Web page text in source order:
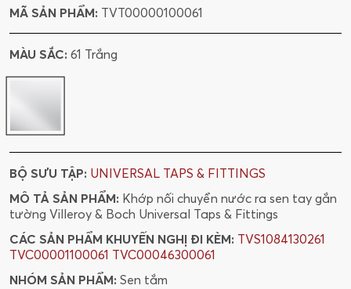
MÃ SẢN PHẨM: TVT00000100061
MÀU SẮC: 61 Trắng
BỘ SƯU TẬP: UNIVERSAL TAPS & FITTINGS
MÔ TẢ SẢN PHẨM: Khớp nối chuyển nước ra sen tay gắn
tường Villeroy & Boch Universal Taps & Fittings
CÁC SẢN PHẨM KHUYẾN NGHỊ ĐI KÈM: TVS1084130261
TVC00001100061 TVC00046300061
NHÓM SẢN PHẨM: Sen tắm